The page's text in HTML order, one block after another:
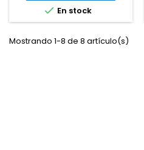
 En stock
Mostrando 1-8 de 8 artículo(s)